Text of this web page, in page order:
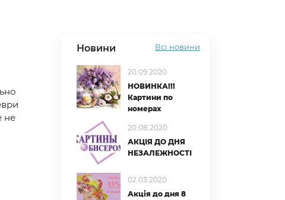
не
Новини
20.09.2020
НОВИНКА!!!
Картини по
номерах
20.08.2020
АКЦІЯ ДО ДНЯ
НЕЗАЛЕЖНОСТІ
02.03.2020
Акція до дня 8
Всі новини